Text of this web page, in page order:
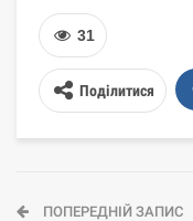
31
Поділитися
ПОПЕРЕДНІЙ ЗАПИС